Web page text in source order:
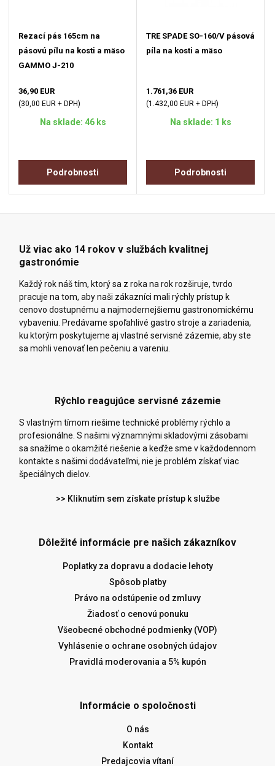
Rezací pás 165cm na
pásovú pílu na kosti a mäso
GAMMO J-210
36,90 EUR
(30,00 EUR + DPH)
Na sklade: 46 ks
Podrobnosti
TRE SPADE SO-160/V pásová
píla na kosti a mäso
1.761,36 EUR
(1.432,00 EUR + DPH)
Na sklade: 1 ks
Podrobnosti
Už viac ako 14 rokov v službách kvalitnej
gastronómie
Každý rok náš tím, ktorý sa z roka na rok rozširuje, tvrdo
pracuje na tom, aby naši zákazníci mali rýchly prístup k
cenovo dostupnému a najmodernejšiemu gastronomickému
vybaveniu. Predávame spoľahlivé gastro stroje a zariadenia,
ku ktorým poskytujeme aj vlastné servisné zázemie, aby ste
sa mohli venovať len pečeniu a vareniu.
Rýchlo reagujúce servisné zázemie
S vlastným tímom riešime technické problémy rýchlo a
profesionálne. S našimi významnými skladovými zásobami
sa snažíme o okamžité riešenie a keďže sme v každodennom
kontakte s našimi dodávateľmi, nie je problém získať viac
špeciálnych dielov.
>> Kliknutím sem získate prístup k službe
Dôležité informácie pre našich zákazníkov
Poplatky za dopravu a dodacie lehoty
Spôsob platby
Právo na odstúpenie od zmluvy
Žiadosť o cenovú ponuku
Všeobecné obchodné podmienky (VOP)
Vyhlásenie o ochrane osobných údajov
Pravidlá moderovania a 5% kupón
Informácie o spoločnosti
O nás
Kontakt
Predajcovia vítaní